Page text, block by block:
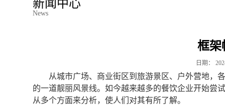
新闻中心
News
框架
日期：
从城市广场、商业街区到旅游景区、户外营地，
的一道靓丽风景线。如今越来越多的餐饮企业开始尝
从多个方面来分析，使人们对其有所了解。